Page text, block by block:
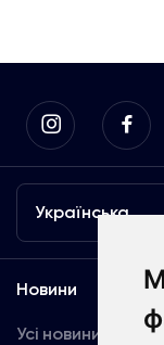
Українська
Новини
Усі новини